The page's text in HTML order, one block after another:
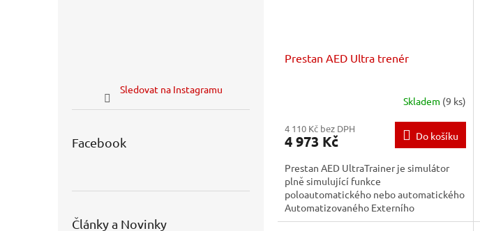
Sledovat na Instagramu
Facebook
Články a Novinky
Prestan AED Ultra trenér
Skladem (9 ks)
4 110 Kč bez DPH
4 973 Kč Do košíku
Prestan AED UltraTrainer je simulátor
plně simulující funkce
poloautomatického nebo automatického
Automatizovaného Externího
Defibilátoru - AED.